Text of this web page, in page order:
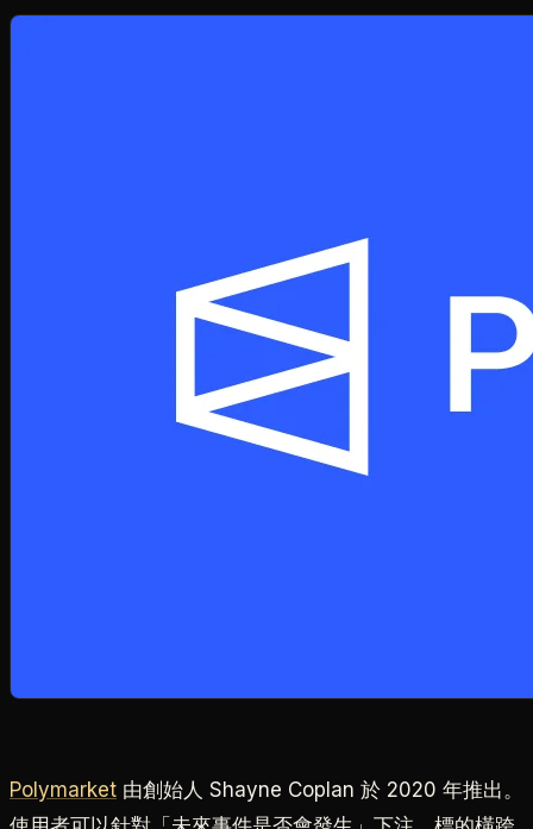
Polymarket 由創始人 Shayne Coplan 於 2020 年推出。